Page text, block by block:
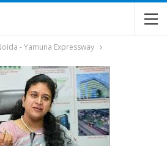
- Yamuna Expressway